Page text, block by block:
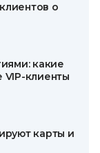
о
какие
VIP-клиенты
карты и